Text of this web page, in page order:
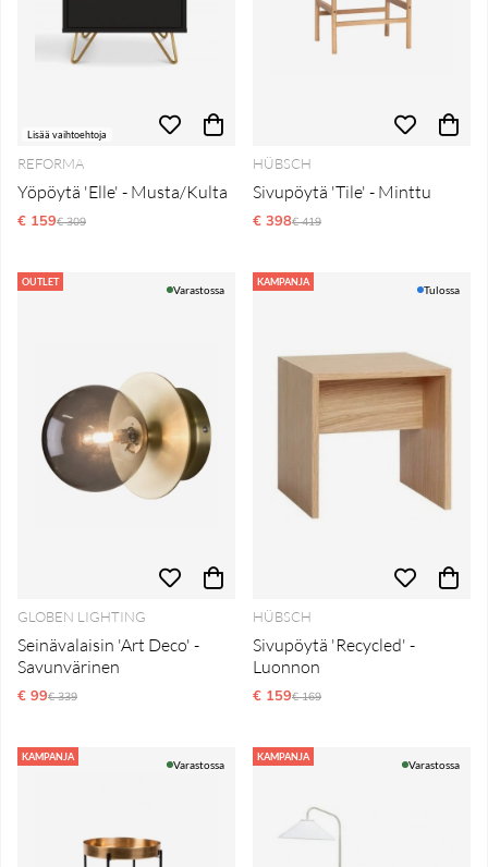
Lisää vaihtoehtoja
REFORMA
Yöpöytä 'Elle' - Musta/Kulta
€ 159Normaali hinta
€ 309
HÜBSCH
Sivupöytä 'Tile' - Minttu
€ 398Normaali hinta
€ 419
OUTLET
Varastossa
GLOBEN LIGHTING
Seinävalaisin 'Art Deco' -
Savunvärinen
€ 99Normaali hinta
€ 339
KAMPANJA
Tulossa
HÜBSCH
Sivupöytä 'Recycled' -
Luonnon
€ 159Normaali hinta
€ 169
KAMPANJA
Varastossa
KAMPANJA
Varastossa